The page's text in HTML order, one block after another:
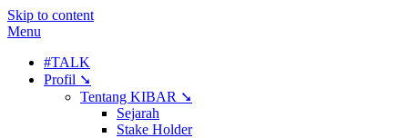
Skip to content
Menu
#TALK
Profil ➘
Tentang KIBAR ➘
Sejarah
Stake Holder